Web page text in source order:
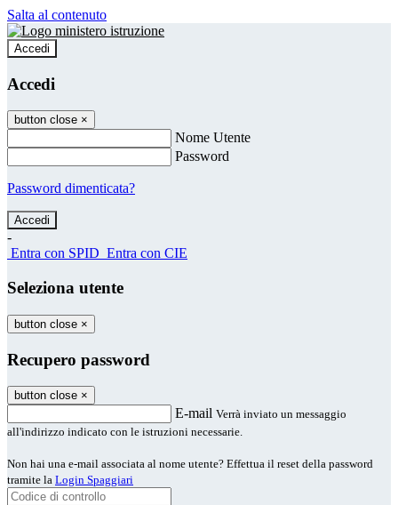
Salta al contenuto
Accedi
Accedi
button close ×
Nome Utente
Password
Password dimenticata?
-
Entra con SPID Entra con CIE
Seleziona utente
button close ×
Recupero password
button close ×
E-mail Verrà inviato un messaggio
all'indirizzo indicato con le istruzioni necessarie.
Non hai una e-mail associata al nome utente? Effettua il reset della password
tramite la Login Spaggiari